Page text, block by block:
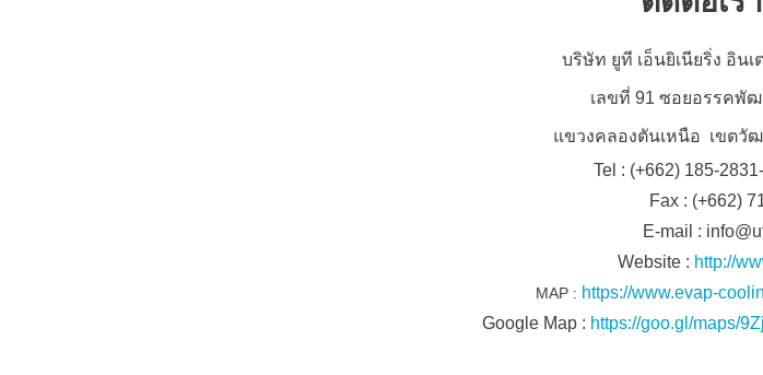
บริษัท ยูที เอ็นยิเนียริ่ง อิน
เลขที่ 91 ซอยอรรคพั
แขวงคลองตันเหนือ เขตวั
Tel : (+662) 185-
Fax : (+662)
E-mail :
Website : http://
MAP : https://www.evap-
Google Map : https://goo.gl/maps/